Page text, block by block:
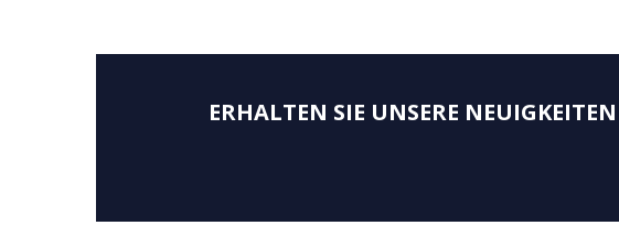
ERHALTEN SIE UNSERE